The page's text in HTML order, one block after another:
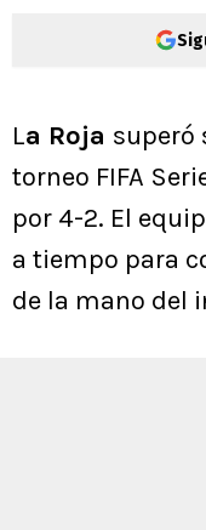
La Roja superó
torneo FIFA
por 4-2. El
a tiempo para
de la mano del